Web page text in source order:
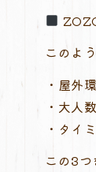
このよ
・屋外
・大人
・タイ
この3つ